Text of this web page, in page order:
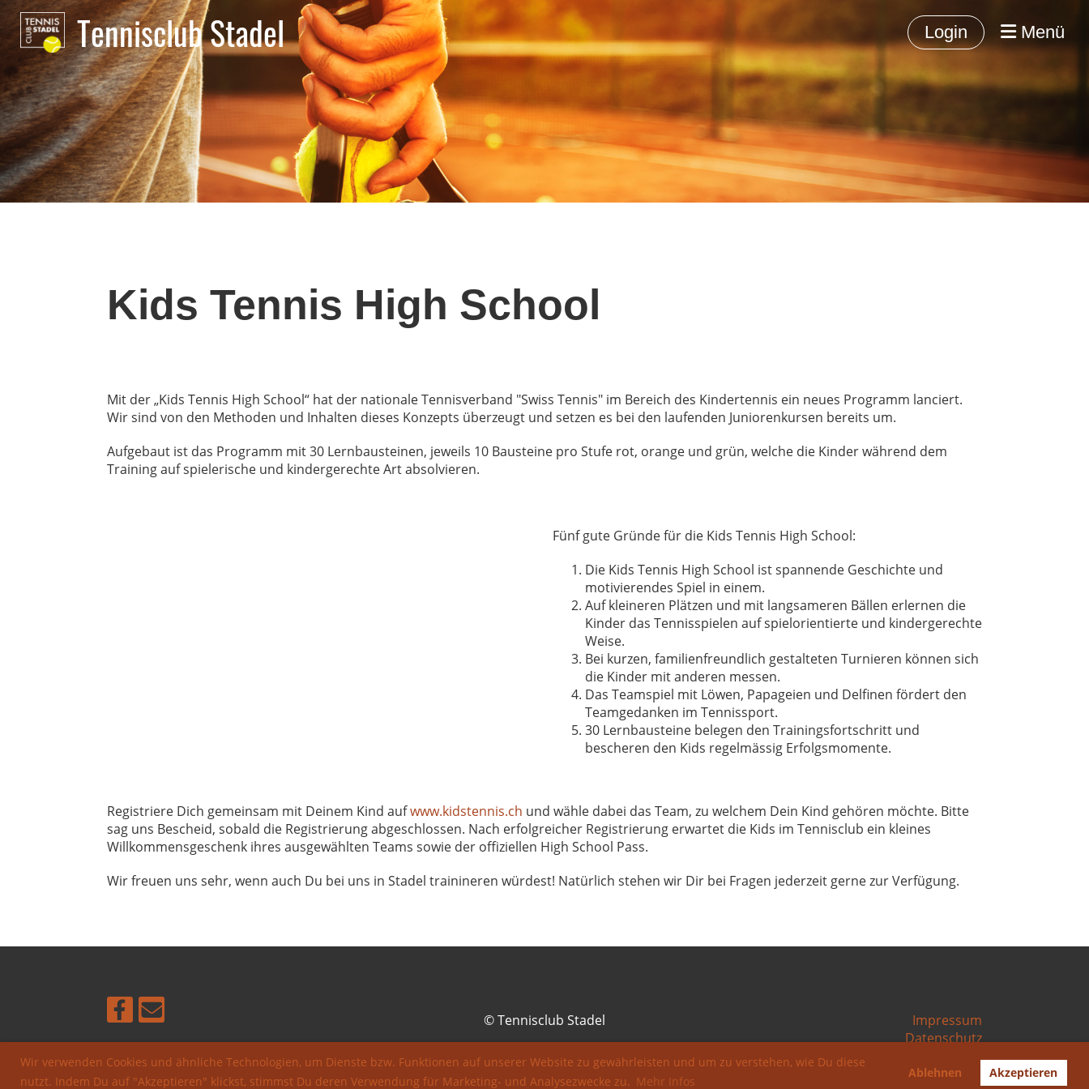
Wir verwenden Cookies und ähnliche Technologien, um Dienste bzw. Funktionen auf unserer Website zu gewährleisten und um zu verstehen, wie Du diese
nutzt. Indem Du auf "Akzeptieren" klickst, stimmst Du deren Verwendung für Marketing- und Analysezwecke zu. Mehr Infos
Ablehnen Akzeptieren
Tennisclub Stadel Login Menü
Kids Tennis High School
Mit der „Kids Tennis High School“ hat der nationale Tennisverband "Swiss Tennis" im Bereich des Kindertennis ein neues Programm lanciert.
Wir sind von den Methoden und Inhalten dieses Konzepts überzeugt und setzen es bei den laufenden Juniorenkursen bereits um.
Aufgebaut ist das Programm mit 30 Lernbausteinen, jeweils 10 Bausteine pro Stufe rot, orange und grün, welche die Kinder während dem
Training auf spielerische und kindergerechte Art absolvieren.
Fünf gute Gründe für die Kids Tennis High School:
Die Kids Tennis High School ist spannende Geschichte und
motivierendes Spiel in einem.
Auf kleineren Plätzen und mit langsameren Bällen erlernen die
Kinder das Tennisspielen auf spielorientierte und kindergerechte
Weise.
Bei kurzen, familienfreundlich gestalteten Turnieren können sich
die Kinder mit anderen messen.
Das Teamspiel mit Löwen, Papageien und Delfinen fördert den
Teamgedanken im Tennissport.
30 Lernbausteine belegen den Trainingsfortschritt und
bescheren den Kids regelmässig Erfolgsmomente.
Registriere Dich gemeinsam mit Deinem Kind aufwww.kidstennis.ch und wähle dabei das Team, zu welchem Dein Kind gehören möchte. Bitte
sag uns Bescheid, sobald die Registrierung abgeschlossen. Nach erfolgreicher Registrierung erwartet die Kids im Tennisclub ein kleines
Willkommensgeschenk ihres ausgewählten Teams sowie der offiziellen High School Pass.
Wir freuen uns sehr, wenn auch Du bei uns in Stadel trainineren würdest! Natürlich stehen wir Dir bei Fragen jederzeit gerne zur Verfügung.
© Tennisclub Stadel
Impressum
Datenschutz